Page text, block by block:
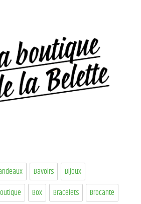
Bavoirs
Bijoux
Box Bracelets
Brocante